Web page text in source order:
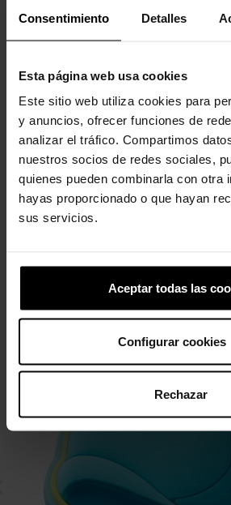
Consentimiento Detalles
Esta página web usa cookies
Este sitio web utiliza cookies para
y anuncios, ofrecer funciones de
analizar el tráfico. Compartimos
nuestros socios de redes sociales,
quienes pueden combinarla con otra
hayas proporcionado o que hayan
sus servicios.
Aceptar todas las
Configurar cookies
Rechazar
Zuecos de niños Classic...
49,90 € 39,92 €
Pegaso
5,99 €